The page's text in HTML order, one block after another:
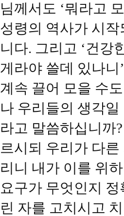
님께서도 ‘뭐라고
성령의 역사가 시
니다. 그리고 ‘건강
게라야 쓸데 있나
계속 끌어 모을 수
나 우리들의 생각
라고 말씀하십니까
르시되 우리가 다
리니 내가 이를 위
요구가 무엇인지
린 자를 고치시고